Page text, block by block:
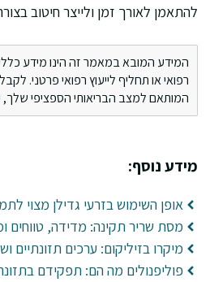
להתאמן לאורך זמן ולייצר חיטוב
המידע המובא במאמר זה הינו מידע כללי
רפואי או תחליף לייעוץ רפואי פרטני.
המותאם למצב הבריאותי הספציפי שלך,
מידע נוסף:
אופן השימוש בזרעי גדילן מצוי
מסת שריר תקינה: מדידה, טווחים
מיקרו בזיליקום: ערכים תזונתיים
פוליפנולים מה הם: תפקידם